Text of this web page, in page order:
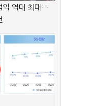
익 역대 최대…